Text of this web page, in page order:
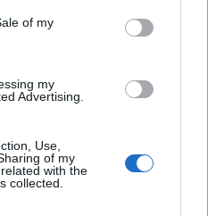
of my
my
Advertising.
Use,
of my
with the
collected.
et votre détermination
ressentir une
projets ou à avancer
à ne pas vous laisser
C’est une période
avec lucidité et